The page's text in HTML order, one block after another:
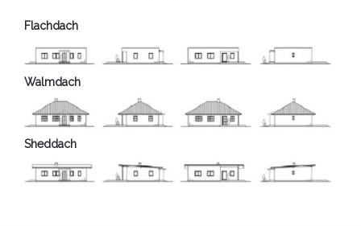
Flachdach
Walmdach
Sheddach